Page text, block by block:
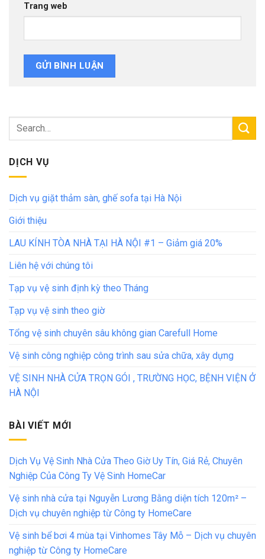
Trang web
DỊCH VỤ
Dịch vụ giặt thảm sàn, ghế sofa tại Hà Nội
Giới thiệu
LAU KÍNH TÒA NHÀ TẠI HÀ NỘI #1 – Giảm giá 20%
Liên hệ với chúng tôi
Tạp vụ vệ sinh định kỳ theo Tháng
Tạp vụ vệ sinh theo giờ
Tổng vệ sinh chuyên sâu không gian Carefull Home
Vệ sinh công nghiệp công trình sau sửa chữa, xây dựng
VỆ SINH NHÀ CỬA TRỌN GÓI , TRƯỜNG HỌC, BỆNH VIỆN Ở
HÀ NỘI
BÀI VIẾT MỚI
Dịch Vụ Vệ Sinh Nhà Cửa Theo Giờ Uy Tín, Giá Rẻ, Chuyên
Nghiệp Của Công Ty Vệ Sinh HomeCar
Vệ sinh nhà cửa tại Nguyễn Lương Bằng diện tích 120m² –
Dịch vụ chuyên nghiệp từ Công ty HomeCare
Vệ sinh bể bơi 4 mùa tại Vinhomes Tây Mỗ – Dịch vụ chuyên
nghiệp từ Công ty HomeCare